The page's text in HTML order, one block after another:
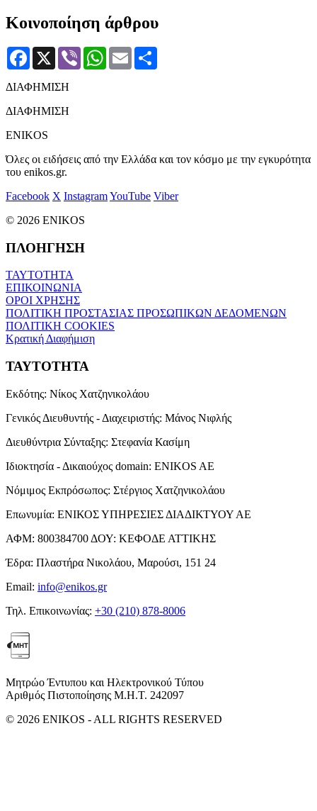
Κοινοποίηση άρθρου
Facebook
X Viber WhatsApp
Email
ΔΙΑΦΗΜΙΣΗ
ΔΙΑΦΗΜΙΣΗ
ENIKOS
Όλες οι ειδήσεις από την Ελλάδα και τον κόσμο με την εγκυρότητα
του enikos.gr.
Facebook X InstagramYouTube Viber
© 2026 ENIKOS
ΠΛΟΗΓΗΣΗ
ΤΑΥΤΟΤΗΤΑ
ΕΠΙΚΟΙΝΩΝΙΑ
ΟΡΟΙ ΧΡΗΣΗΣ
ΠΟΛΙΤΙΚΗ ΠΡΟΣΤΑΣΙΑΣ ΠΡΟΣΩΠΙΚΩΝ ΔΕΔΟΜΕΝΩΝ
ΠΟΛΙΤΙΚΗ COOKIES
Κρατική Διαφήμιση
ΤΑΥΤΟΤΗΤΑ
Εκδότης: Νίκος Χατζηνικολάου
Γενικός Διευθυντής - Διαχειριστής: Μάνος Νιφλής
Διευθύντρια Σύνταξης: Στεφανία Κασίμη
Ιδιοκτησία - Δικαιούχος domain: ENIKOS AE
Νόμιμος Εκπρόσωπος: Στέργιος Χατζηνικολάου
Επωνυμία: ΕΝΙΚΟΣ ΥΠΗΡΕΣΙΕΣ ΔΙΑΔΙΚΤΥΟΥ ΑΕ
ΑΦΜ: 800384700 ΔΟΥ: ΚΕΦΟΔΕ ΑΤΤΙΚΗΣ
Έδρα: Πλαστήρα Νικολάου, Μαρούσι, 151 24
Email: info@enikos.gr
Τηλ. Επικοινωνίας: +30 (210) 878-8006
Μητρώο Έντυπου και Ηλεκτρονικού Τύπου
Αριθμός Πιστοποίησης Μ.Η.Τ. 242097
© 2026 ENIKOS - ALL RIGHTS RESERVED